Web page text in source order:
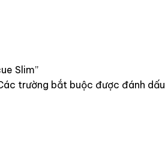
Slim”
trường bắt buộc được đánh dấu